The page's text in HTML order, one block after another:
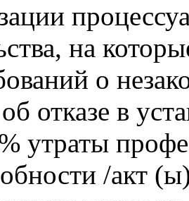
на
о
отказе в
утраты
/акт